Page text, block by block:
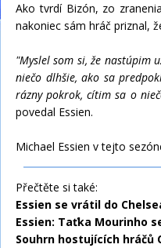
Ako tvrdí Bizón, zo
nakoniec sám hráč priznal,
"Myslel som si, že nastúpim
niečo dlhšie, ako sa
rázny pokrok, cítim sa o
povedal Essien.
Michael Essien v tejto
Přečtěte si také:
Essien se vrátil do
Essien: Taťka Mourinho
Souhrn hostujících hráčů